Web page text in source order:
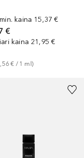
kaina 15,37 €
€
kaina 21,95 €
€ / 1 ml )